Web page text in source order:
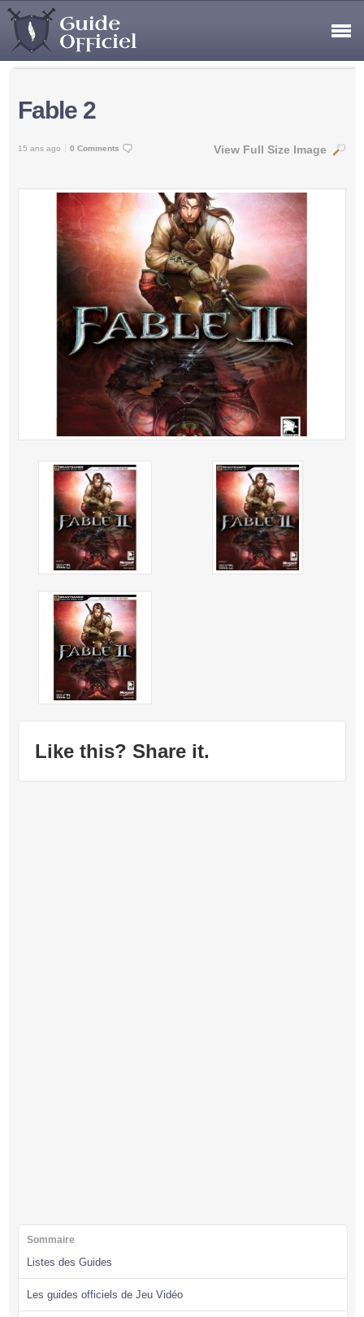
Fable 2
15 ans ago 0 Comments View Full Size Image
Like this? Share it.
Sommaire
Listes des Guides
Les guides officiels de Jeu Vidéo